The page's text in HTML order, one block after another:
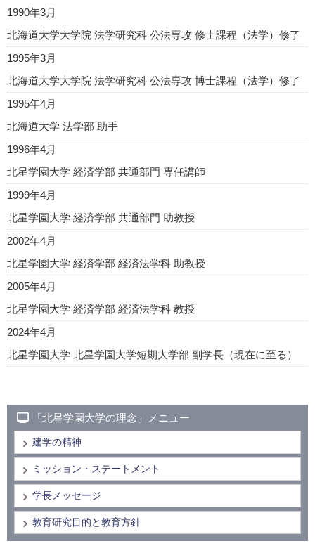
1990年3月
北海道大学大学院 法学研究科 公法専攻 修士課程（法学）修了
1995年3月
北海道大学大学院 法学研究科 公法専攻 博士課程（法学）修了
1995年4月
北海道大学 法学部 助手
1996年4月
北星学園大学 経済学部 共通部門 専任講師
1999年4月
北星学園大学 経済学部 共通部門 助教授
2002年4月
北星学園大学 経済学部 経済法学科 助教授
2005年4月
北星学園大学 経済学部 経済法学科 教授
2024年4月
北星学園大学 北星学園大学短期大学部 副学長（現在に至る）
「北星学園大学の理念」メニュー
建学の精神
ミッション・ステートメント
学長メッセージ
教育研究目的と教育方針